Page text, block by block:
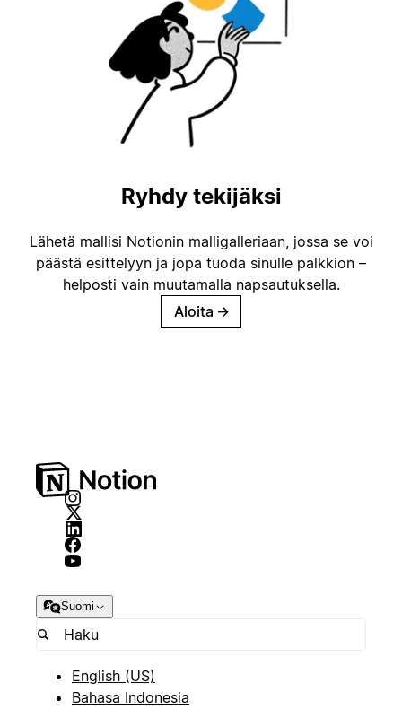
Ryhdy tekijäksi
Lähetä mallisi Notionin malligalleriaan, jossa se voi
päästä esittelyyn ja jopa tuoda sinulle palkkion –
helposti vain muutamalla napsautuksella.
Aloita →
Suomi
English (US)
Bahasa Indonesia